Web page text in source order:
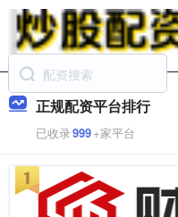
正规配资平台排行
已收录999+家平台